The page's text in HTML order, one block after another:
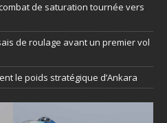
de saturation tournée vers
de roulage avant un premier vol
le poids stratégique d’Ankara